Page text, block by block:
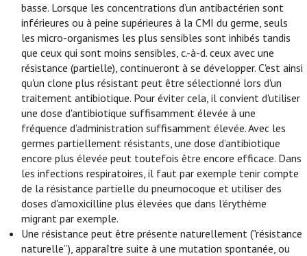
basse. Lorsque les concentrations d’un antibactérien sont
inférieures ou à peine supérieures à la CMI du germe, seuls
les micro-organismes les plus sensibles sont inhibés tandis
que ceux qui sont moins sensibles, c.-à-d. ceux avec une
résistance (partielle), continueront à se développer. C'est ainsi
qu'un clone plus résistant peut être sélectionné lors d'un
traitement antibiotique. Pour éviter cela, il convient d'utiliser
une dose d'antibiotique suffisamment élevée à une
fréquence d’administration suffisamment élevée. Avec les
germes partiellement résistants, une dose d’antibiotique
encore plus élevée peut toutefois être encore efficace. Dans
les infections respiratoires, il faut par exemple tenir compte
de la résistance partielle du pneumocoque et utiliser des
doses d'amoxicilline plus élevées que dans l'érythème
migrant par exemple.
Une résistance peut être présente naturellement ("résistance
naturelle”), apparaître suite à une mutation spontanée, ou